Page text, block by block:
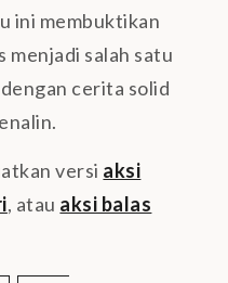
ini membuktikan
menjadi salah satu
cerita solid
versi aksi
, atau aksi balas